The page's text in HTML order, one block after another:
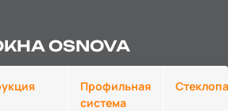
OSNOVA
Профильная
система